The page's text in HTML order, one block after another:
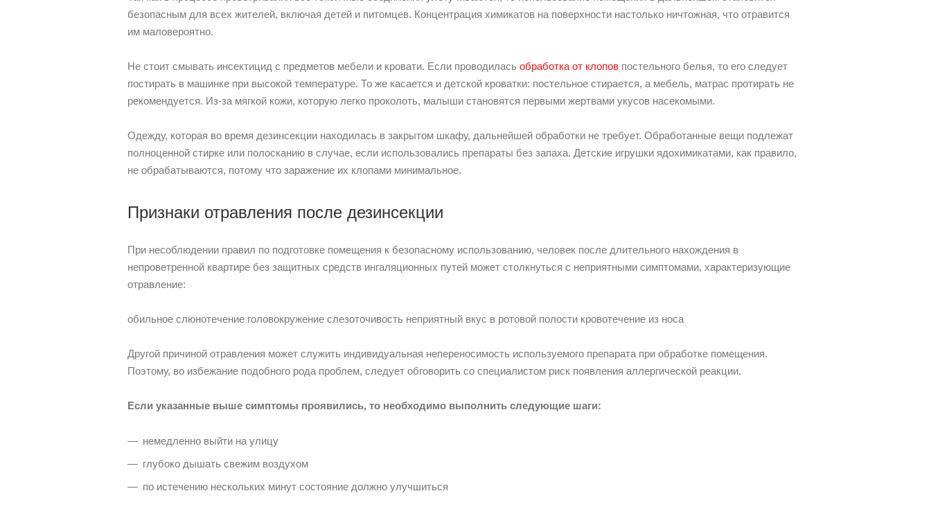
безопасным для всех жителей, включая детей и питомцев. Концентрация химикатов на поверхности настолько ничтожная, что отравится
им маловероятно.
Не стоит смывать инсектицид с предметов мебели и кровати. Если проводилась обработка от клопов постельного белья, то его следует
постирать в машинке при высокой температуре. То же касается и детской кроватки: постельное стирается, а мебель, матрас протирать не
рекомендуется. Из-за мягкой кожи, которую легко проколоть, малыши становятся первыми жертвами укусов насекомыми.
Одежду, которая во время дезинсекции находилась в закрытом шкафу, дальнейшей обработки не требует. Обработанные вещи подлежат
полноценной стирке или полосканию в случае, если использовались препараты без запаха. Детские игрушки ядохимикатами, как правило,
не обрабатываются, потому что заражение их клопами минимальное.
Признаки отравления после дезинсекции
При несоблюдении правил по подготовке помещения к безопасному использованию, человек после длительного нахождения в
непроветренной квартире без защитных средств ингаляционных путей может столкнуться с неприятными симптомами, характеризующие
отравление:
обильное слюнотечение головокружение слезоточивость неприятный вкус в ротовой полости кровотечение из носа
Другой причиной отравления может служить индивидуальная непереносимость используемого препарата при обработке помещения.
Поэтому, во избежание подобного рода проблем, следует обговорить со специалистом риск появления аллергической реакции.
Если указанные выше симптомы проявились, то необходимо выполнить следующие шаги:
немедленно выйти на улицу
глубоко дышать свежим воздухом
по истечению нескольких минут состояние должно улучшиться